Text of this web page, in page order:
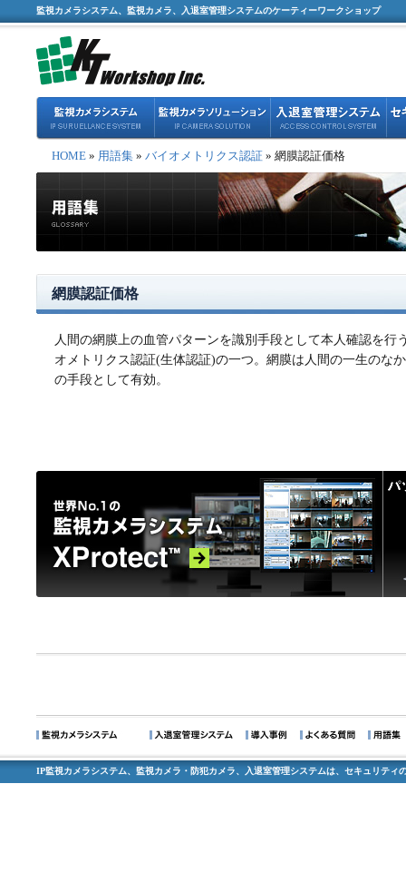
監視カメラシステム、監視カメラ、入退室管理システムのケーティーワークショップ
HOME » 用語集 » バイオメトリクス認証 » 網膜認証価格
網膜認証価格
人間の網膜上の血管パターンを識別手段として本人確認を行
オメトリクス認証(生体認証)の一つ。網膜は人間の一生のな
の手段として有効。
IP監視カメラシステム、監視カメラ・防犯カメラ、入退室管理システムは、セキュリティ